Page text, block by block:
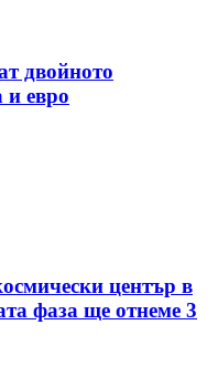
двойното
и евро
център в
фаза ще отнеме 3